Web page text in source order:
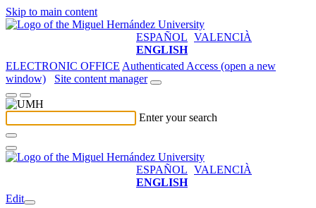
Skip to main content
ESPAÑOL VALENCIÀ
ENGLISH
ELECTRONIC OFFICE Authenticated Access (open a new
window)
Site content manager
Enter your search
ESPAÑOL VALENCIÀ
ENGLISH
Edit